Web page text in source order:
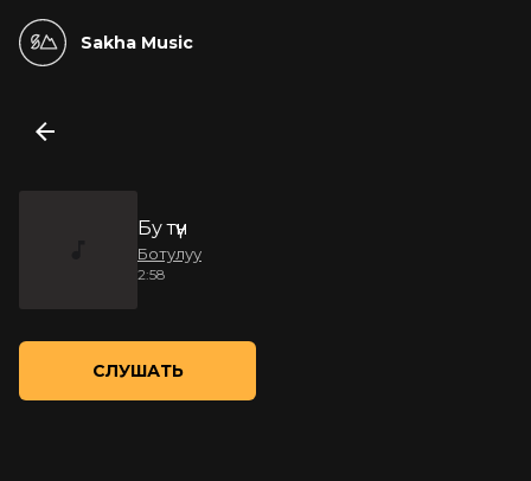
Sakha Music
Бу түүн
Ботулуу
2:58
СЛУШАТЬ